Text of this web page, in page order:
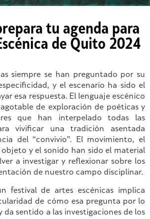
tu agenda para
de Quito 2024
siempre se han preguntado por su
y el escenario ha sido el
esa respuesta. El lenguaje escénico
de exploración de poéticas y
que han interpelado todas las
vivificar una tradición asentada
del “convivio”. El movimiento, el
y el sonido han sido el material
a investigar y reflexionar sobre los
de nuestro campo disciplinar.
festival de artes escénicas implica
de cómo esa pregunta por lo
da sentido a las investigaciones de los